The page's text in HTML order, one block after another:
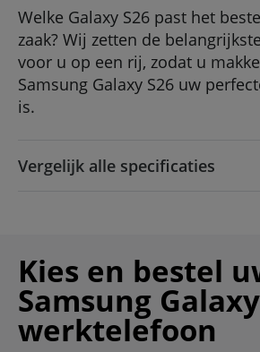
Welke Galaxy S26 past het
zaak? Wij zetten de
voor u op een rij, zodat u
Samsung Galaxy S26 uw
is.
Vergelijk alle specificaties
Kies en bestel
Samsung
werktelefoon